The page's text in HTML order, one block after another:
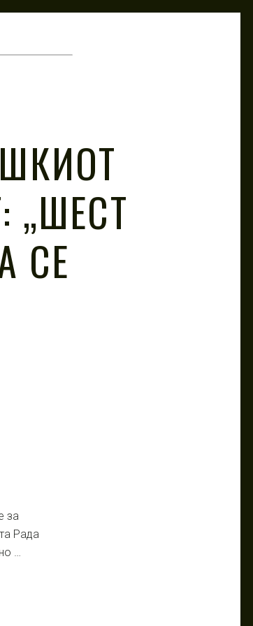
„ШЕСТ
СЕ
за
Рада
…